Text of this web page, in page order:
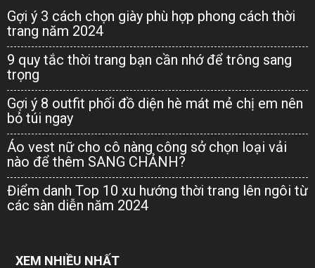
Gợi ý 3 cách chọn giày phù hợp phong cách thời
trang năm 2024
9 quy tắc thời trang bạn cần nhớ để trông sang
trọng
Gợi ý 8 outfit phối đồ diện hè mát mẻ chị em nên
bỏ túi ngay
Áo vest nữ cho cô nàng công sở chọn loại vải
nào để thêm SANG CHẢNH?
Điểm danh Top 10 xu hướng thời trang lên ngôi từ
các sàn diễn năm 2024
XEM NHIỀU NHẤT